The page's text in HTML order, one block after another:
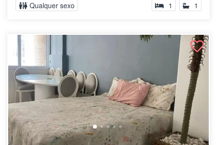
Qualquer sexo 1 1